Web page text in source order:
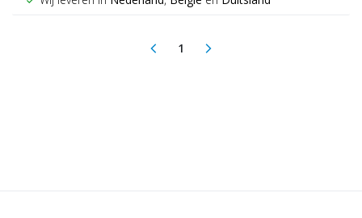
arrow_back_ios 1(current)
arrow_forward_ios